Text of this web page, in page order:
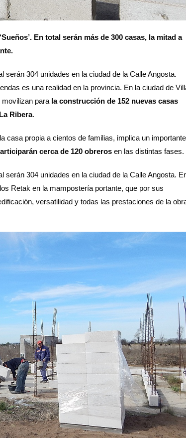
En total serán más de 300 casas, la mitad a
304 unidades en la ciudad de la Calle Angosta.
es una realidad en la provincia. En la ciudad de
para la construcción de 152 nuevas casas
Ribera.
casa propia a cientos de familias, implica un importante
cerca de 120 obreros en las distintas fases.
304 unidades en la ciudad de la Calle Angosta.
Retak en la mampostería portante, que por sus
versatilidad y todas las prestaciones de la